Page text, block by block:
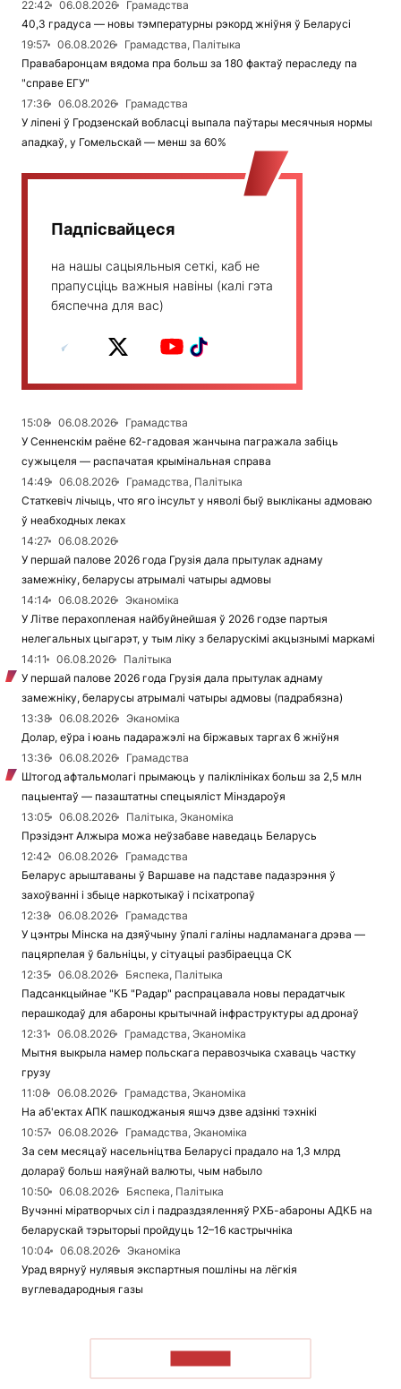
22:42 06.08.2026
Грамадства
40,3 градуса — новы тэмпературны рэкорд жніўня ў Беларусі
19:57
06.08.2026
Грамадства, Палітыка
Правабаронцам вядома пра больш за 180 фактаў пераследу па
"справе ЕГУ"
17:36
06.08.2026
Грамадства
У ліпені ў Гродзенскай вобласці выпала паўтары месячныя нормы
ападкаў, у Гомельскай — менш за 60%
Падпісвайцеся
на нашы сацыяльныя сеткі, каб не
прапусціць важныя навіны (калі гэта
бяспечна для вас)
15:08 06.08.2026
Грамадства
У Сенненскім раёне 62-гадовая жанчына пагражала забіць
сужыцеля — распачатая крымінальная справа
14:49
06.08.2026
Грамадства, Палітыка
Статкевіч лічыць, что яго інсульт у няволі быў выкліканы адмоваю
ў неабходных леках
14:27
06.08.2026
У першай палове 2026 года Грузія дала прытулак аднаму
замежніку, беларусы атрымалі чатыры адмовы
14:14
06.08.2026
Эканоміка
У Літве перахопленая найбуйнейшая ў 2026 годзе партыя
нелегальных цыгарэт, у тым ліку з беларускімі акцызнымі маркамі
14:11
06.08.2026
Палітыка
У першай палове 2026 года Грузія дала прытулак аднаму
замежніку, беларусы атрымалі чатыры адмовы (падрабязна)
13:38
06.08.2026
Эканоміка
Долар, еўра і юань падаражэлі на біржавых таргах 6 жніўня
13:36
06.08.2026
Грамадства
Штогод афтальмолагі прымаюць у паліклініках больш за 2,5 млн
пацыентаў — пазаштатны спецыяліст Мінздароўя
13:05
06.08.2026
Палітыка, Эканоміка
Прэзідэнт Алжыра можа неўзабаве наведаць Беларусь
12:42
06.08.2026
Грамадства
Беларус арыштаваны ў Варшаве на падставе падазрэння ў
захоўванні і збыце наркотыкаў і псіхатропаў
12:38
06.08.2026
Грамадства
У цэнтры Мінска на дзяўчыну ўпалі галіны надламанага дрэва —
пацярпелая ў бальніцы, у сітуацыі разбіраецца СК
12:35
06.08.2026
Бяспека, Палітыка
Падсанкцыйнае "КБ "Радар" распрацавала новы перадатчык
перашкодаў для абароны крытычнай інфраструктуры ад дронаў
12:31
06.08.2026
Грамадства, Эканоміка
Мытня выкрыла намер польскага перавозчыка схаваць частку
грузу
11:08
06.08.2026
Грамадства, Эканоміка
На аб'ектах АПК пашкоджаныя яшчэ дзве адзінкі тэхнікі
10:57
06.08.2026
Грамадства, Эканоміка
За сем месяцаў насельніцтва Беларусі прадало на 1,3 млрд
долараў больш наяўнай валюты, чым набыло
10:50
06.08.2026
Бяспека, Палітыка
Вучэнні міратворчых сіл і падраздзяленняў РХБ-абароны АДКБ на
беларускай тэрыторыі пройдуць 12–16 кастрычніка
10:04
06.08.2026
Эканоміка
Урад вярнуў нулявыя экспартныя пошліны на лёгкія
вуглевадародныя газы